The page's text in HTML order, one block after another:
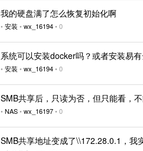
我的硬盘满了怎么恢复初始化啊
• 安装 • wx_16194• 0
系统可以安装docker吗？或者安装易
• 安装 • wx_16194• 0
SMB共享后，只读为否，但只能看，
• NAS• wx_16197• 0
SMB共享地址变成了\\172.28.0.1，我